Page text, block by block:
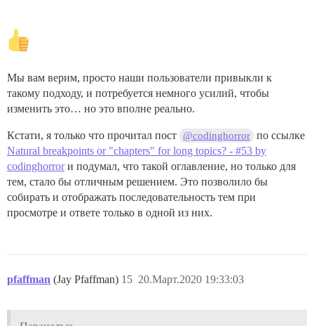
Мы вам верим, просто наши пользователи привыкли к
такому подходу, и потребуется немного усилий, чтобы
изменить это… но это вполне реально.
Кстати, я только что прочитал пост @codinghorror по ссылке
Natural breakpoints or "chapters" for long topics? - #53 by
codinghorrorи подумал, что такой оглавление, но только для
тем, стало бы отличным решением. Это позволило бы
собирать и отображать последовательность тем при
просмотре и ответе только в одной из них.
pfaffman (Jay Pfaffman) 20.Март.2020 19:33:03
15